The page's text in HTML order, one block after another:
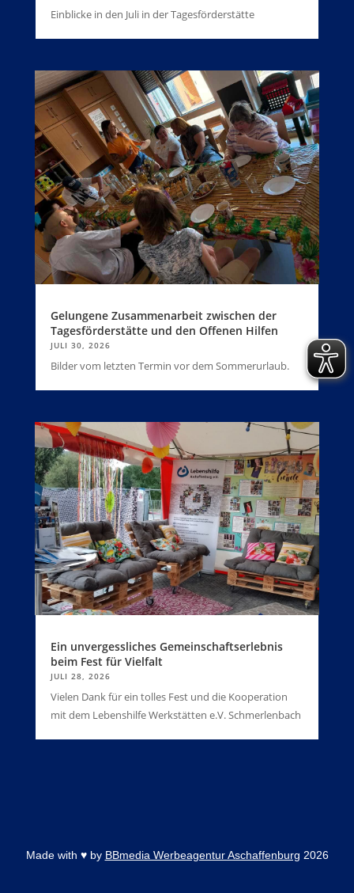
Einblicke in den Juli in der Tagesförderstätte
Gelungene Zusammenarbeit zwischen der
Tagesförderstätte und den Offenen Hilfen
JULI 30, 2026
Bilder vom letzten Termin vor dem Sommerurlaub.
Ein unvergessliches Gemeinschaftserlebnis
beim Fest für Vielfalt
JULI 28, 2026
Vielen Dank für ein tolles Fest und die Kooperation
mit dem Lebenshilfe Werkstätten e.V. Schmerlenbach
Made with ♥by BBmedia Werbeagentur Aschaffenburg 2026